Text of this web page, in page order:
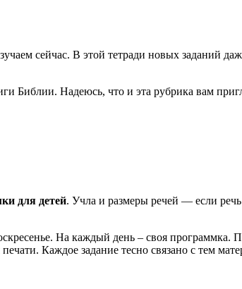
сейчас. В этой тетради новых заданий
Библии. Надеюсь, что и эта рубрика вам
для детей. Учла и размеры речей — если
На каждый день – своя
Каждое задание тесно связано с тем